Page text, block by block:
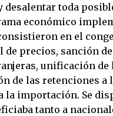
desalentar toda
económico
en el
precios, sanción
unificación de
de las retenciones a
la importación. Se
tanto a